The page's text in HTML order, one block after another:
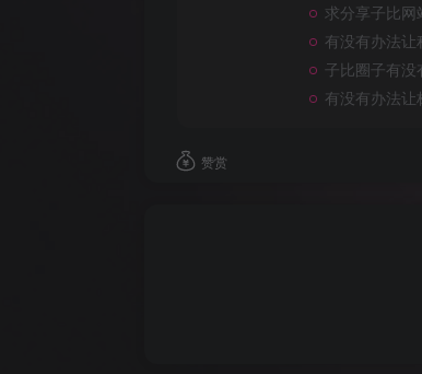
求分享子比
有没有办法让
子比圈子有没
有没有办法
赞赏